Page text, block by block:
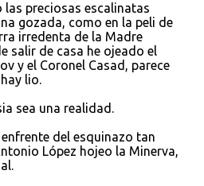
las preciosas escalinatas
gozada, como en la peli de
irredenta de la Madre
salir de casa he ojeado el
y el Coronel Casad, parece
lio.
sea una realidad.
del esquinazo tan
López hojeo la Minerva,